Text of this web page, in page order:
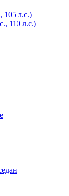
105 л.с.)
110 л.с.)